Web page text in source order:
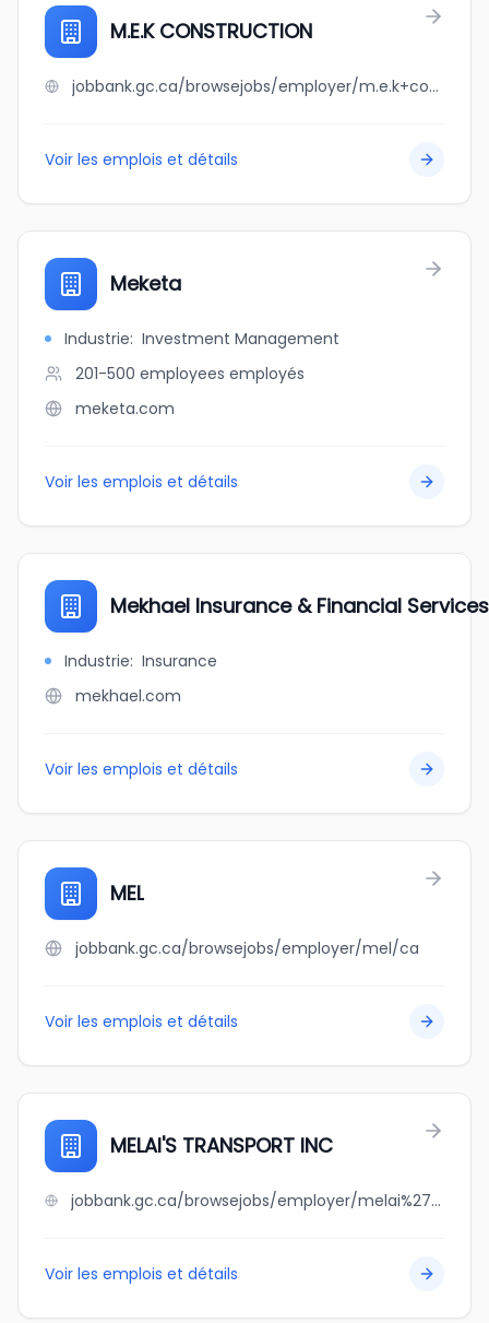
M.E.K CONSTRUCTION
jobbank.gc.ca/browsejobs/employer/m.e.k+construction/ca
Voir les emplois et détails
Meketa
Industrie: Investment Management
201-500 employees employés
meketa.com
Voir les emplois et détails
Mekhael Insurance & Financial Services
Industrie: Insurance
mekhael.com
Voir les emplois et détails
MEL
jobbank.gc.ca/browsejobs/employer/mel/ca
Voir les emplois et détails
MELAI'S TRANSPORT INC
jobbank.gc.ca/browsejobs/employer/melai%27s+transport+inc/ca
Voir les emplois et détails